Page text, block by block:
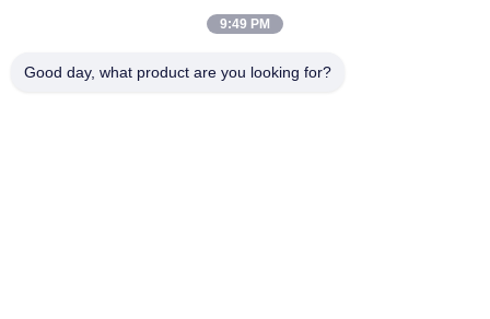
OEM/ODM Op maat gemaakte onderdelen voor mechanische
9:49 PM
Good day, what product are you looking for?